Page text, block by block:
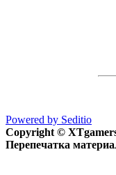
Powered by Seditio
Copyright ©
Перепечатка